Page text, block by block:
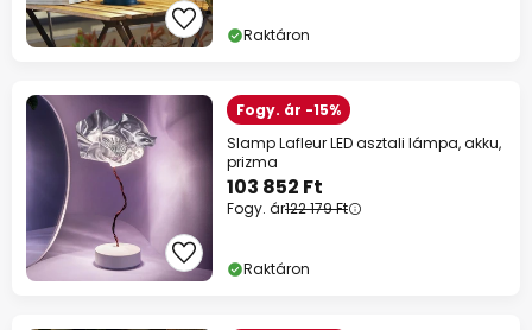
Raktáron
Fogy. ár -15%
Slamp Lafleur LED asztali lámpa, akku,
prizma
103 852 Ft
Fogy. ár122 179 Ft
Raktáron